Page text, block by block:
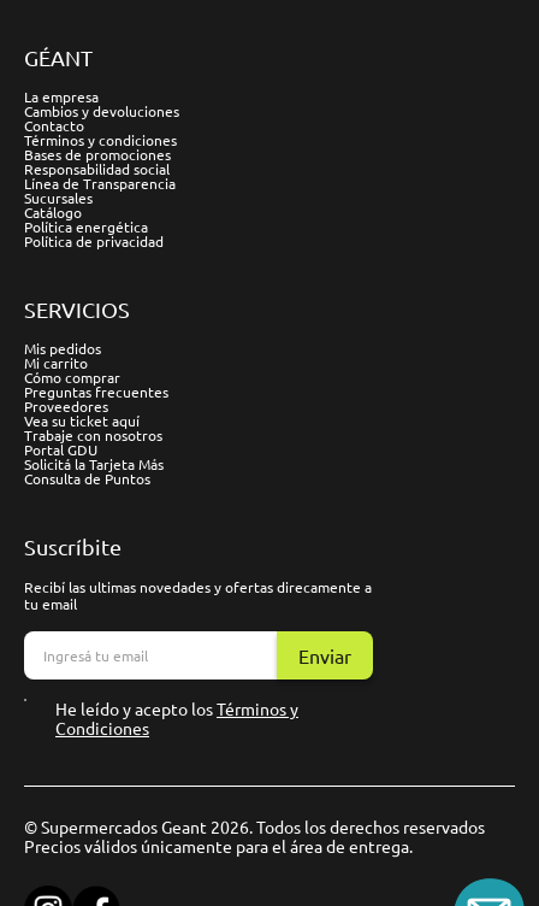
GÉANT
La empresa
Cambios y devoluciones
Contacto
Términos y condiciones
Bases de promociones
Responsabilidad social
Línea de Transparencia
Sucursales
Catálogo
Política energética
Política de privacidad
SERVICIOS
Mis pedidos
Mi carrito
Cómo comprar
Preguntas frecuentes
Proveedores
Vea su ticket aquí
Trabaje con nosotros
Portal GDU
Solicitá la Tarjeta Más
Consulta de Puntos
Suscríbite
Recibí las ultimas novedades y ofertas direcamente a
tu email
Enviar
He leído y acepto losTérminos y
Condiciones
© Supermercados Geant 2026. Todos los derechos reservados
Precios válidos únicamente para el área de entrega.